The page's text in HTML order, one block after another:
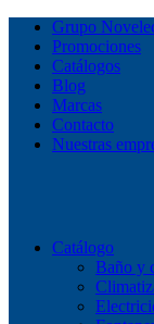
Grupo
Promociones
Catálogos
Blog
Marcas
Contacto
Nuestras
Catálogo
Baño y